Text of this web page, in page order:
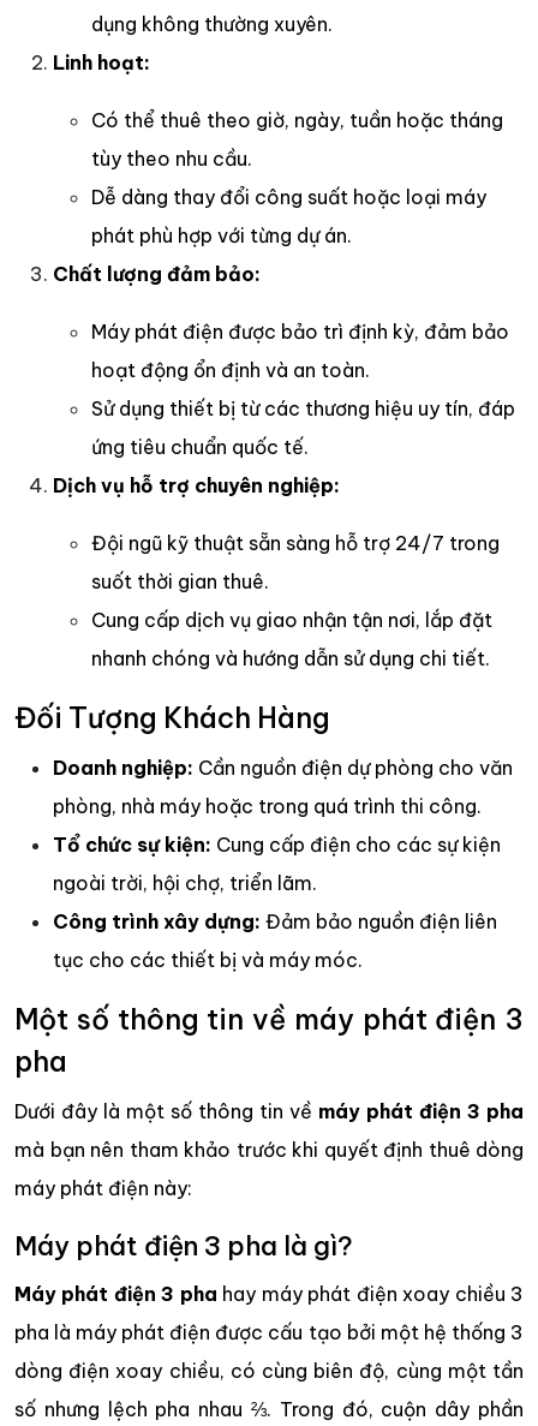
dụng không thường xuyên.
Linh hoạt:
Có thể thuê theo giờ, ngày, tuần hoặc tháng
tùy theo nhu cầu.
Dễ dàng thay đổi công suất hoặc loại máy
phát phù hợp với từng dự án.
Chất lượng đảm bảo:
Máy phát điện được bảo trì định kỳ, đảm bảo
hoạt động ổn định và an toàn.
Sử dụng thiết bị từ các thương hiệu uy tín, đáp
ứng tiêu chuẩn quốc tế.
Dịch vụ hỗ trợ chuyên nghiệp:
Đội ngũ kỹ thuật sẵn sàng hỗ trợ 24/7 trong
suốt thời gian thuê.
Cung cấp dịch vụ giao nhận tận nơi, lắp đặt
nhanh chóng và hướng dẫn sử dụng chi tiết.
Đối Tượng Khách Hàng
Doanh nghiệp: Cần nguồn điện dự phòng cho văn
phòng, nhà máy hoặc trong quá trình thi công.
Tổ chức sự kiện: Cung cấp điện cho các sự kiện
ngoài trời, hội chợ, triển lãm.
Công trình xây dựng: Đảm bảo nguồn điện liên
tục cho các thiết bị và máy móc.
Một số thông tin về máy phát điện 3
pha
Dưới đây là một số thông tin về máy phát điện 3 pha
mà bạn nên tham khảo trước khi quyết định thuê dòng
máy phát điện này:
Máy phát điện 3 pha là gì?
Máy phát điện 3 pha hay máy phát điện xoay chiều 3
pha là máy phát điện được cấu tạo bởi một hệ thống 3
dòng điện xoay chiều, có cùng biên độ, cùng một tần
số nhưng lệch pha nhau ⅔. Trong đó, cuộn dây phần